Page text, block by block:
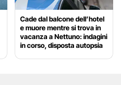
Cade dal balcone dell’hotel
e muore mentre si trova in
vacanza a Nettuno: indagini
in corso, disposta autopsia